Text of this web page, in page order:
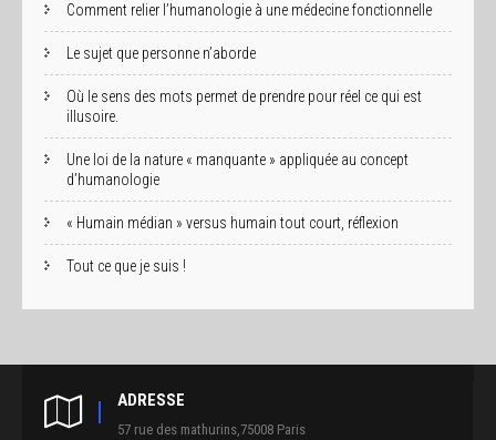
Comment relier l’humanologie à une médecine fonctionnelle
Le sujet que personne n’aborde
Où le sens des mots permet de prendre pour réel ce qui est
illusoire.
Une loi de la nature « manquante » appliquée au concept
d’humanologie
« Humain médian » versus humain tout court, réflexion
Tout ce que je suis !
ADRESSE
57 rue des mathurins,75008 Paris